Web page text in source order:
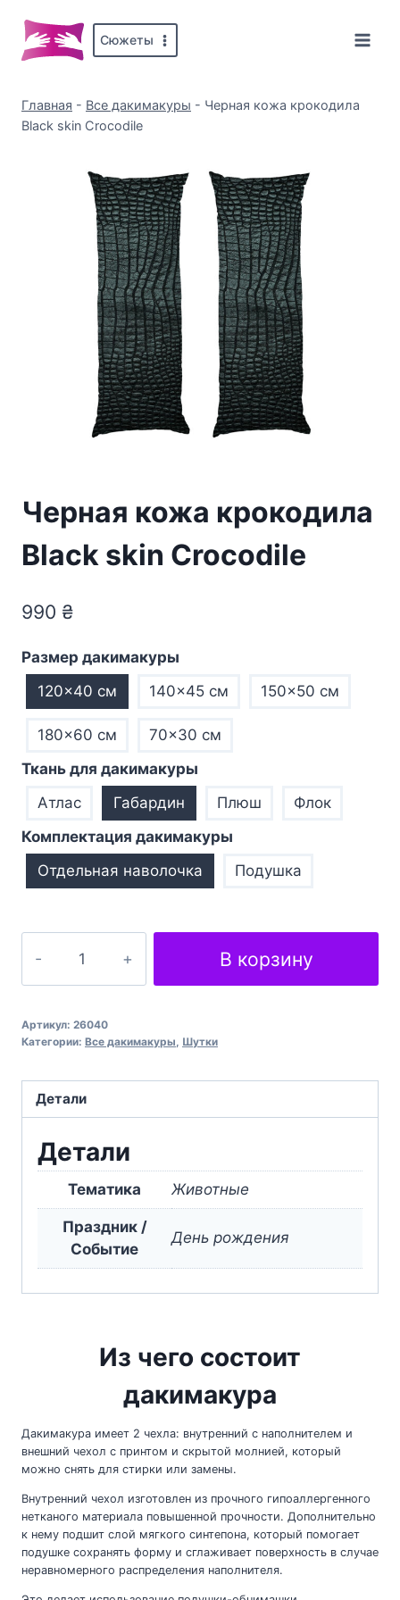
содержимому
Сюжеты
Главная - Все дакимакуры - Черная кожа крокодила
Black skin Crocodile
Черная кожа крокодила
Black skin Crocodile
990 ₴
Размер дакимакуры
120×40 см
140×45 см 150×50 см
180×60 см
70×30 см
Ткань для дакимакуры
Атлас
Габардин Плюш
Флок
Комплектация дакимакуры
Отдельная наволочка
Подушка
шкіра
Крокодил
skin
Crocodile
В корзину
Артикул: 26040
Категории: Все дакимакуры, Шутки
Детали
Детали
Тематика Животные
Праздник /
Событие
День рождения
Из чего состоит
дакимакура
Дакимакура имеет 2 чехла: внутренний с наполнителем и
внешний чехол с принтом и скрытой молнией, который
можно снять для стирки или замены.
Внутренний чехол изготовлен из прочного гипоаллергенного
нетканого материала повышенной прочности. Дополнительно
к нему подшит слой мягкого синтепона, который помогает
подушке сохранять форму и сглаживает поверхность в случае
неравномерного распределения наполнителя.